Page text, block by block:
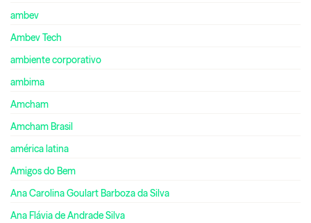
ambev
Ambev Tech
ambiente corporativo
ambima
Amcham
Amcham Brasil
américa latina
Amigos do Bem
Ana Carolina Goulart Barboza da Silva
Ana Flávia de Andrade Silva